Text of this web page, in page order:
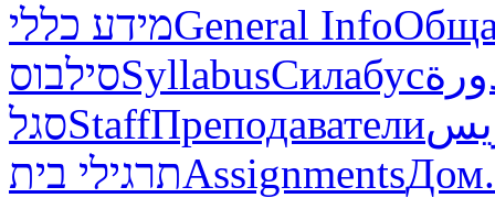
מידע כלליGeneral Info
סילבוסSyllabusСилабус
סגלStaffПреподаватели
תרגילי ביתAssignmentsДом.